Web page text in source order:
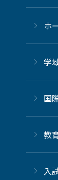
ホ
学
国
教
⼊